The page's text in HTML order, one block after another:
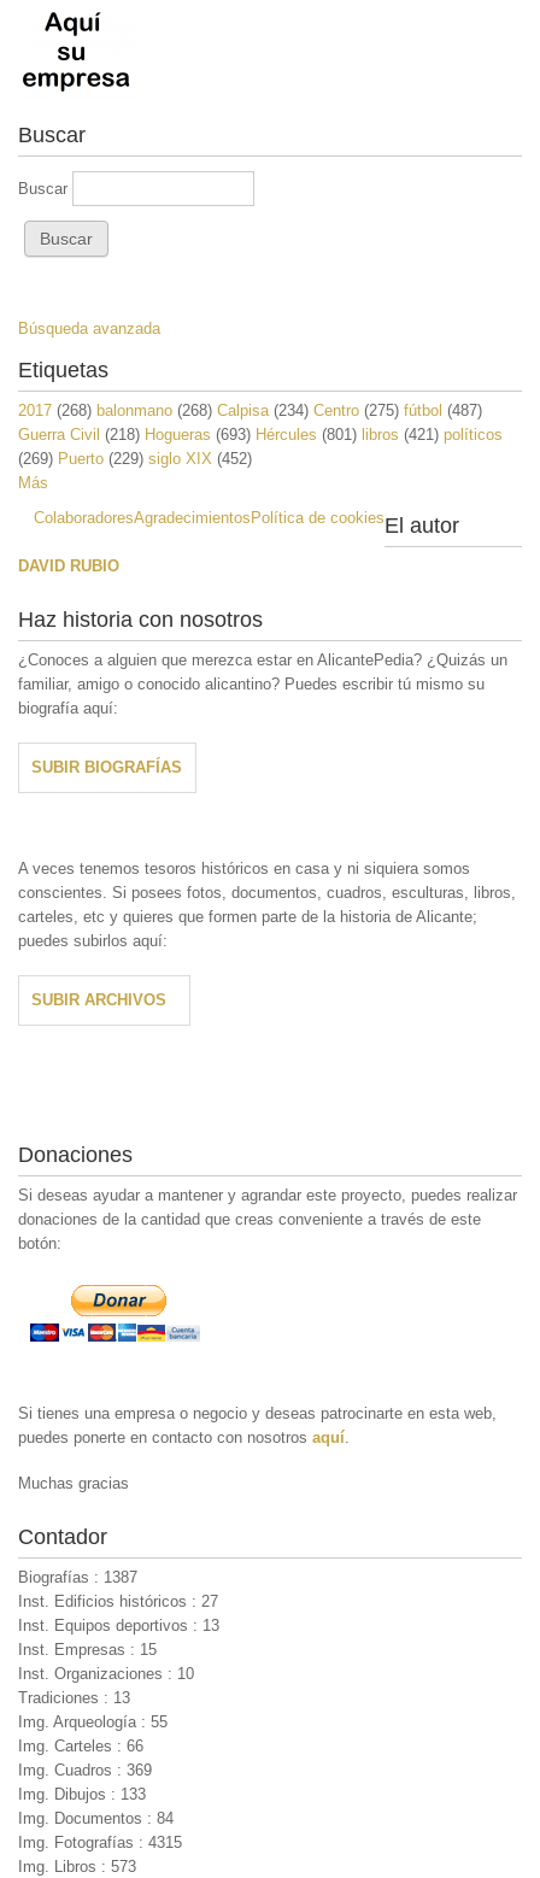
Buscar
Buscar
Búsqueda avanzada
Etiquetas
2017 (268) balonmano (268) Calpisa(234) Centro (275) fútbol (487)
Guerra Civil (218) Hogueras (693) Hércules (801) libros (421) políticos
(269) Puerto (229) siglo XIX (452)
Más
ColaboradoresAgradecimientos Política de cookiesEl autor
DAVID RUBIO
Haz historia con nosotros
¿Conoces a alguien que merezca estar en AlicantePedia? ¿Quizás un
familiar, amigo o conocido alicantino? Puedes escribir tú mismo su
biografía aquí:
SUBIR BIOGRAFÍAS
A veces tenemos tesoros históricos en casa y ni siquiera somos
conscientes. Si posees fotos, documentos, cuadros, esculturas, libros,
carteles, etc y quieres que formen parte de la historia de Alicante;
puedes subirlos aquí:
SUBIR ARCHIVOS
Donaciones
Si deseas ayudar a mantener y agrandar este proyecto, puedes realizar
donaciones de la cantidad que creas conveniente a través de este
botón:
Si tienes una empresa o negocio y deseas patrocinarte en esta web,
puedes ponerte en contacto con nosotros aquí
Muchas gracias
Contador
Biografías : 1387
Inst. Edificios históricos : 27
Inst. Equipos deportivos : 13
Inst. Empresas : 15
Inst. Organizaciones : 10
Tradiciones : 13
Img. Arqueología : 55
Img. Carteles : 66
Img. Cuadros : 369
Img. Dibujos : 133
Img. Documentos : 84
Img. Fotografías : 4315
Img. Libros : 573